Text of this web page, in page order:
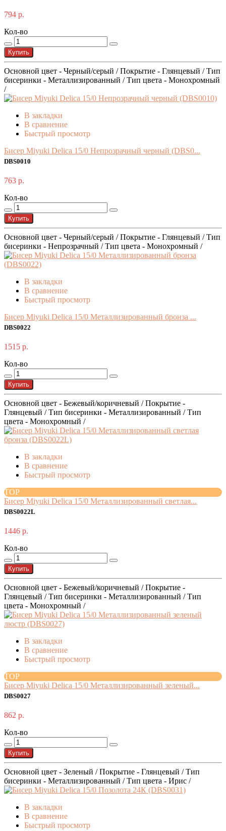
794 р.
Кол-во
Купить
Основной цвет - Черный/серый / Покрытие - Глянцевый / Тип
бисеринки - Металлизированный / Тип цвета - Монохромный
/
В закладки
В сравнение
Быстрый просмотр
Бисер Miyuki Delica 15/0 Непрозрачный черный (DBS0...
DBS0010
763 р.
Кол-во
Купить
Основной цвет - Черный/серый / Покрытие - Глянцевый / Тип
бисеринки - Непрозрачный / Тип цвета - Монохромный /
В закладки
В сравнение
Быстрый просмотр
Бисер Miyuki Delica 15/0 Металлизированный бронза ...
DBS0022
1515 р.
Кол-во
Купить
Основной цвет - Бежевый/коричневый / Покрытие -
Глянцевый / Тип бисеринки - Металлизированный / Тип
цвета - Монохромный /
В закладки
В сравнение
Быстрый просмотр
TOP
Бисер Miyuki Delica 15/0 Металлизированный светлая...
DBS0022L
1446 р.
Кол-во
Купить
Основной цвет - Бежевый/коричневый / Покрытие -
Глянцевый / Тип бисеринки - Металлизированный / Тип
цвета - Монохромный /
В закладки
В сравнение
Быстрый просмотр
TOP
Бисер Miyuki Delica 15/0 Металлизированный зеленый...
DBS0027
862 р.
Кол-во
Купить
Основной цвет - Зеленый / Покрытие - Глянцевый / Тип
бисеринки - Металлизированный / Тип цвета - Ирис /
В закладки
В сравнение
Быстрый просмотр